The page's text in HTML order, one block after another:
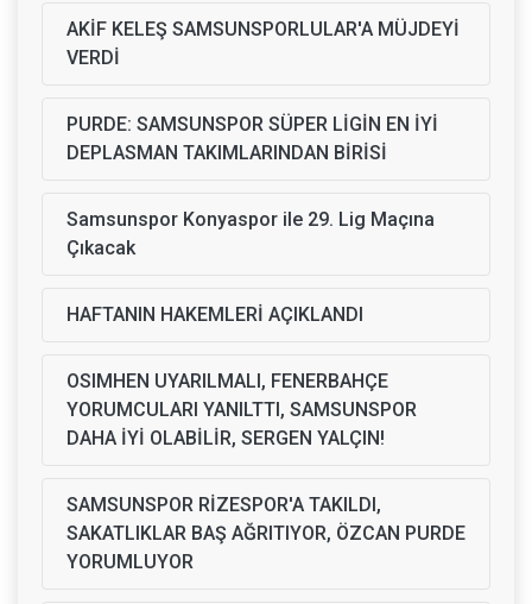
AKİF KELEŞ SAMSUNSPORLULAR'A MÜJDEYİ
VERDİ
PURDE: SAMSUNSPOR SÜPER LİGİN EN İYİ
DEPLASMAN TAKIMLARINDAN BİRİSİ
Samsunspor Konyaspor ile 29. Lig Maçına
Çıkacak
HAFTANIN HAKEMLERİ AÇIKLANDI
OSIMHEN UYARILMALI, FENERBAHÇE
YORUMCULARI YANILTTI, SAMSUNSPOR
DAHA İYİ OLABİLİR, SERGEN YALÇIN!
SAMSUNSPOR RİZESPOR'A TAKILDI,
SAKATLIKLAR BAŞ AĞRITIYOR, ÖZCAN PURDE
YORUMLUYOR